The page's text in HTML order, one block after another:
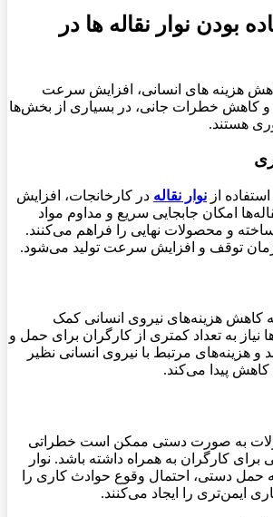
بودن نوار نقاله ها در
کاهش هزینه‌ های انسانی، افزایش سرعت
و کاهش خطرات جانی، در بسیاری از بخش‌ها
هستند.
از نوار نقاله در کارخانجات، افزایش
امکان جابجایی سریع و مداوم مواد
و محصولات نهایی را فراهم می‌کنند.
توقف و افزایش سرعت تولید می‌شود.
به کاهش هزینه‌های نیروی انسانی کمک
نیاز به تعداد کمتری از کارگران برای حمل و
و هزینه‌های مرتبط با نیروی انسانی نظیر
پیدا می‌کند.
به صورت دستی ممکن است خطراتی
کارگران به همراه داشته باشد. نوار
به حمل دستی، احتمال وقوع حوادث کاری را
ایمن‌تری را ایجاد می‌کنند.